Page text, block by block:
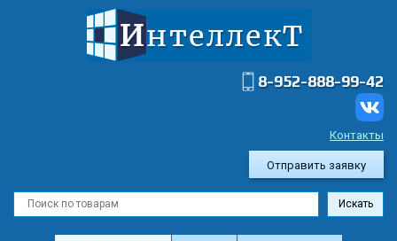
Искать
8-952-888-99-42
Контакты
Отправить заявку